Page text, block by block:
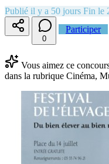
Publié il y a 50 jours Fin le
0
Participer
Vous aimez ce
dans la rubrique Cinéma,